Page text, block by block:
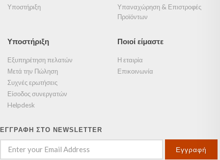
Υποστήριξη
Υπαναχώρηση & Επιστροφές
Προϊόντων
Υποστήριξη
Εξυπηρέτηση πελατών
Μετά την Πώληση
Συχνές ερωτήσεις
Είσοδος συνεργατών
Helpdesk
Ποιοί είμαστε
Η εταιρία
Επικοινωνία
ΕΓΓΡΑΦΗ ΣΤΟ NEWSLETTER
Εγγραφή